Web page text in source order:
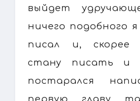
выйдет
ничего подобного
писал и, скорее
стану писать и
постарался
первую главу